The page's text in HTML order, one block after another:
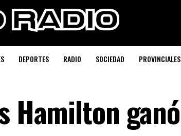
DEPORTES RADIO SOCIEDAD PROVINCIALES
Hamilton ganó